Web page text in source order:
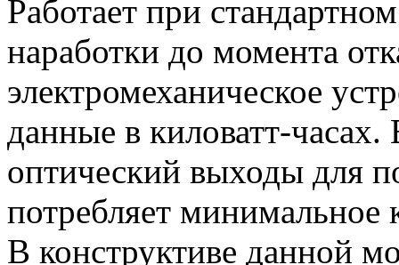
Работает при
наработки до момента
электромеханическое
данные в киловатт-
оптический выходы для
потребляет минимальное
В конструктиве данной